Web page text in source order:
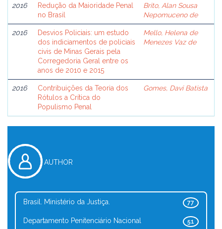
2016
Redução da Maioridade Penal
no Brasil
Brito, Alan Sousa
Nepomuceno de
2016
Desvios Policiais: um estudo
dos indiciamentos de policiais
civis de Minas Gerais pela
Corregedoria Geral entre os
anos de 2010 e 2015
Mello, Helena de
Menezes Vaz de
2016
Contribuições da Teoria dos
Rótulos a Crítica do
Populismo Penal
Gomes, Davi Batista
AUTHOR
77
Brasil. Ministério da Justiça.
51
Departamento Penitenciário Nacional